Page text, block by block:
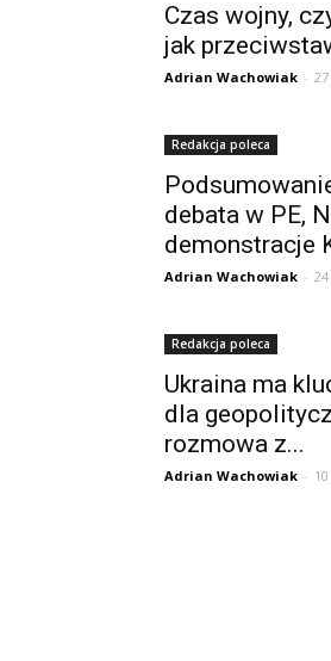
Czas wojny,
jak
Adrian Wachowiak -
Redakcja poleca
debata w PE,
demonstracje
Adrian Wachowiak -
Redakcja poleca
Ukraina ma
dla
rozmowa z...
Adrian Wachowiak -